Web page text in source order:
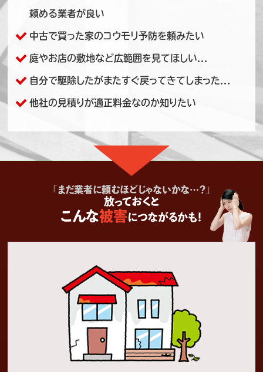
頼める業者が良い
中古で買った家のコウモリ予防を頼みたい
庭やお店の敷地など広範囲を見てほしい...
自分で駆除したがまたすぐ戻ってきてしまった...
他社の見積りが適正料金なのか知りたい
「まだ業者に頼むほどじゃないかな…？」
放っておくと
こんな被害につながるかも！